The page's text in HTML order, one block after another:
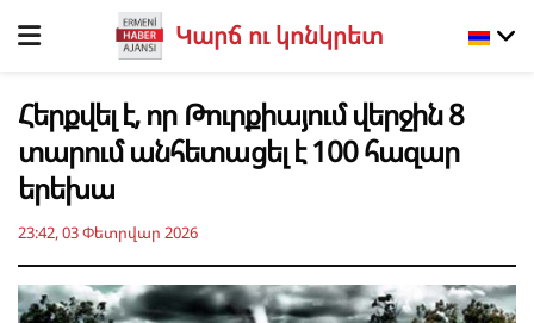
Կարճ ու կոնկրետ
Հերքվել է, որ Թուրքիայում վերջին 8
տարում անհետացել է 100 հազար
երեխա
23:42, 03 Փետրվար 2026